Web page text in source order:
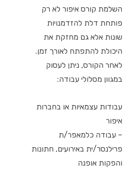
השלמת קורס איפור לא רק
פותחת דלת להזדמנויות
שונות אלא גם מחזקת את
היכולת להתפתח לאורך זמן.
לאחר הקורס, ניתן לעסוק
במגוון מסלולי עבודה:
עבודות עצמאיות או בחברות
איפור
– עבודה כלמאפר/ת
פרילנסר/ית באירועים, חתונות
והפקות אופנה